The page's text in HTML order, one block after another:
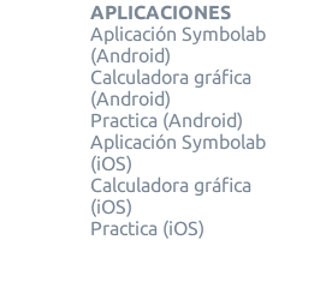
APLICACIONES
Aplicación Symbolab
(Android)
Calculadora gráfica
(Android)
Practica (Android)
Aplicación Symbolab
(iOS)
Calculadora gráfica
(iOS)
Practica (iOS)